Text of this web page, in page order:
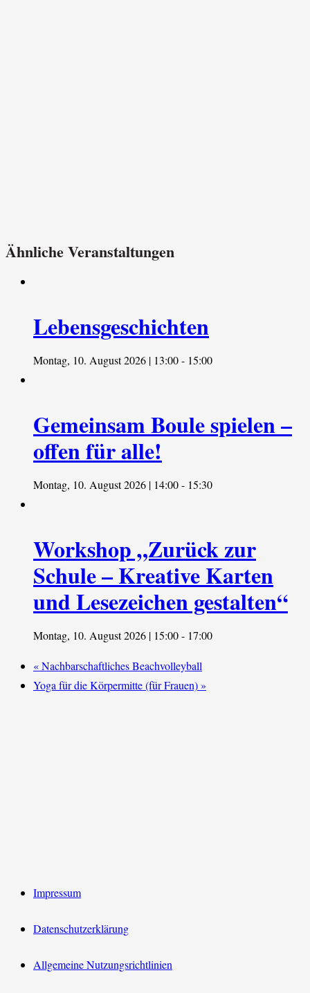
Ähnliche Veranstaltungen
Lebensgeschichten
Montag, 10. August 2026 | 13:00- 15:00
Gemeinsam Boule spielen –
offen für alle!
Montag, 10. August 2026 | 14:00- 15:30
Workshop „Zurück zur
Schule – Kreative Karten
und Lesezeichen gestalten“
Montag, 10. August 2026 | 15:00- 17:00
«Nachbarschaftliches Beachvolleyball
Yoga für die Körpermitte (für Frauen)»
Impressum
Datenschutzerklärung
Allgemeine Nutzungsrichtlinien